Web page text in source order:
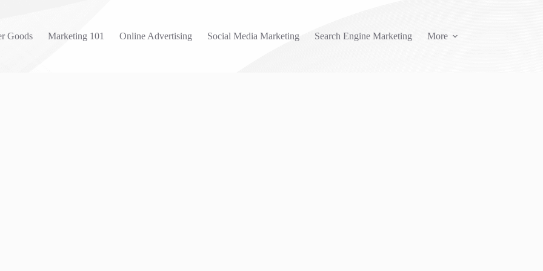
Goods Marketing 101 Online Advertising Social Media Marketing Search Engine Marketing More